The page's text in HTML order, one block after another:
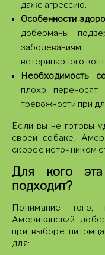
даже агрессию.
Особенности
доберманы
ветеринарного
Необходимость
плохо переносят
тревожности при
Если вы не готовы
своей собаке,
скорее источником
Для кого эта
подходит?
Понимание
Американский
при выборе
для: